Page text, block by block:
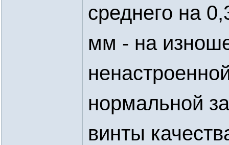
среднего на
мм - на
нормальной
винты